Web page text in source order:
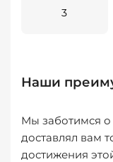
3
Наши
Мы заботимся
доставлял вам
достижения